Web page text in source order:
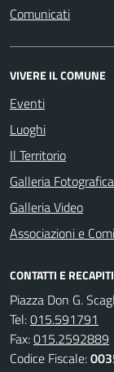
Comunicati
VIVERE IL COMUNE
Eventi
Luoghi
Il Territorio
Galleria Fotografica
Galleria Video
Associazioni e
CONTATTI E RECAPITI
Piazza Don G.
Tel:015.591791
Fax:015.2592889
Codice Fiscale: